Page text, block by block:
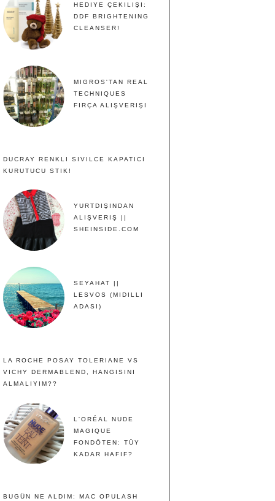
HEDIYE ÇEKILIŞI:
DDF BRIGHTENING
CLEANSER!
MIGROS'TAN REAL
TECHNIQUES
FIRÇA ALIŞVERIŞI
DUCRAY RENKLI SIVILCE KAPATICI
KURUTUCU STIK!
YURTDIŞINDAN
ALIŞVERIŞ ||
SHEINSIDE.COM
SEYAHAT ||
LESVOS (MIDILLI
ADASI)
LA ROCHE POSAY TOLERIANE VS
VICHY DERMABLEND, HANGISINI
ALMALIYIM??
L'ORÉAL NUDE
MAGIQUE
FONDÖTEN: TÜY
KADAR HAFIF?
BUGÜN NE ALDIM: MAC OPULASH